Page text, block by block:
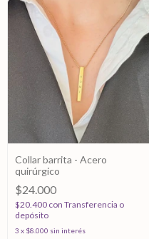
Collar barrita - Acero
quirúrgico
$24.000
$20.400 con Transferencia o
depósito
3 x $8.000 sin interés